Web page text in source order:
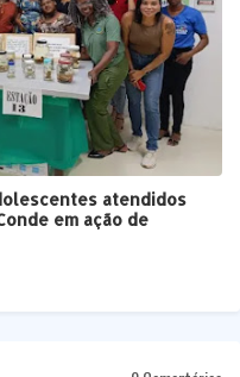
atendidos
em ação de